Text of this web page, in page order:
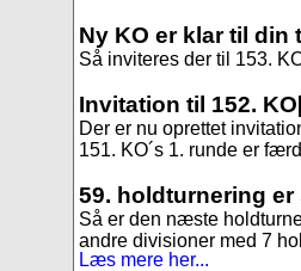
Ny KO er klar til din
Så inviteres der til 153.
Invitation til 152. KO
Der er nu oprettet
151. KO´s 1. runde er
59. holdturnering er
Så er den næste
andre divisioner med 7
Læs mere her...